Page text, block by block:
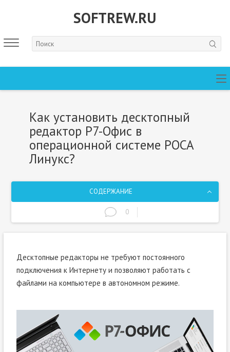
SOFTREW.RU
Как установить десктопный
редактор Р7-Офис в
операционной системе РОСА
Линукс?
СОДЕРЖАНИЕ
0
Десктопные редакторы не требуют постоянного
подключения к Интернету и позволяют работать с
файлами на компьютере в автономном режиме.